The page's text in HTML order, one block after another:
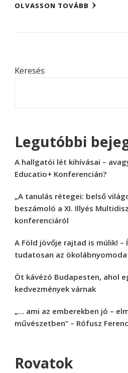
OLVASSON TOVÁBB
Keresés
Legutóbbi
A hallgatói lét kihívásai –
Educatio+ Konferencián?
„A tanulás rétegei: belső
beszámoló a XI. Illyés
konferenciáról
A Föld jövője rajtad is múlik!
tudatosan az
Öt kávézó Budapesten, ahol
kedvezmények várnak
„… ami az emberekben jó –
művészetben” – Rófusz
Rovatok